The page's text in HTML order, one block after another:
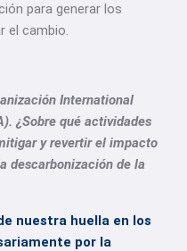
para generar los
el cambio.
International
¿Sobre qué actividades
y revertir el impacto
descarbonización de la
nuestra huella en los
por la